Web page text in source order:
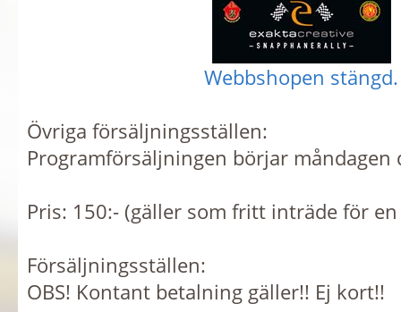
Webbshopen stängd.
Övriga försäljningsställen:
Programförsäljningen börjar måndagen
Pris: 150:- (gäller som fritt inträde för en
Försäljningsställen:
OBS! Kontant betalning gäller!! Ej kort!!